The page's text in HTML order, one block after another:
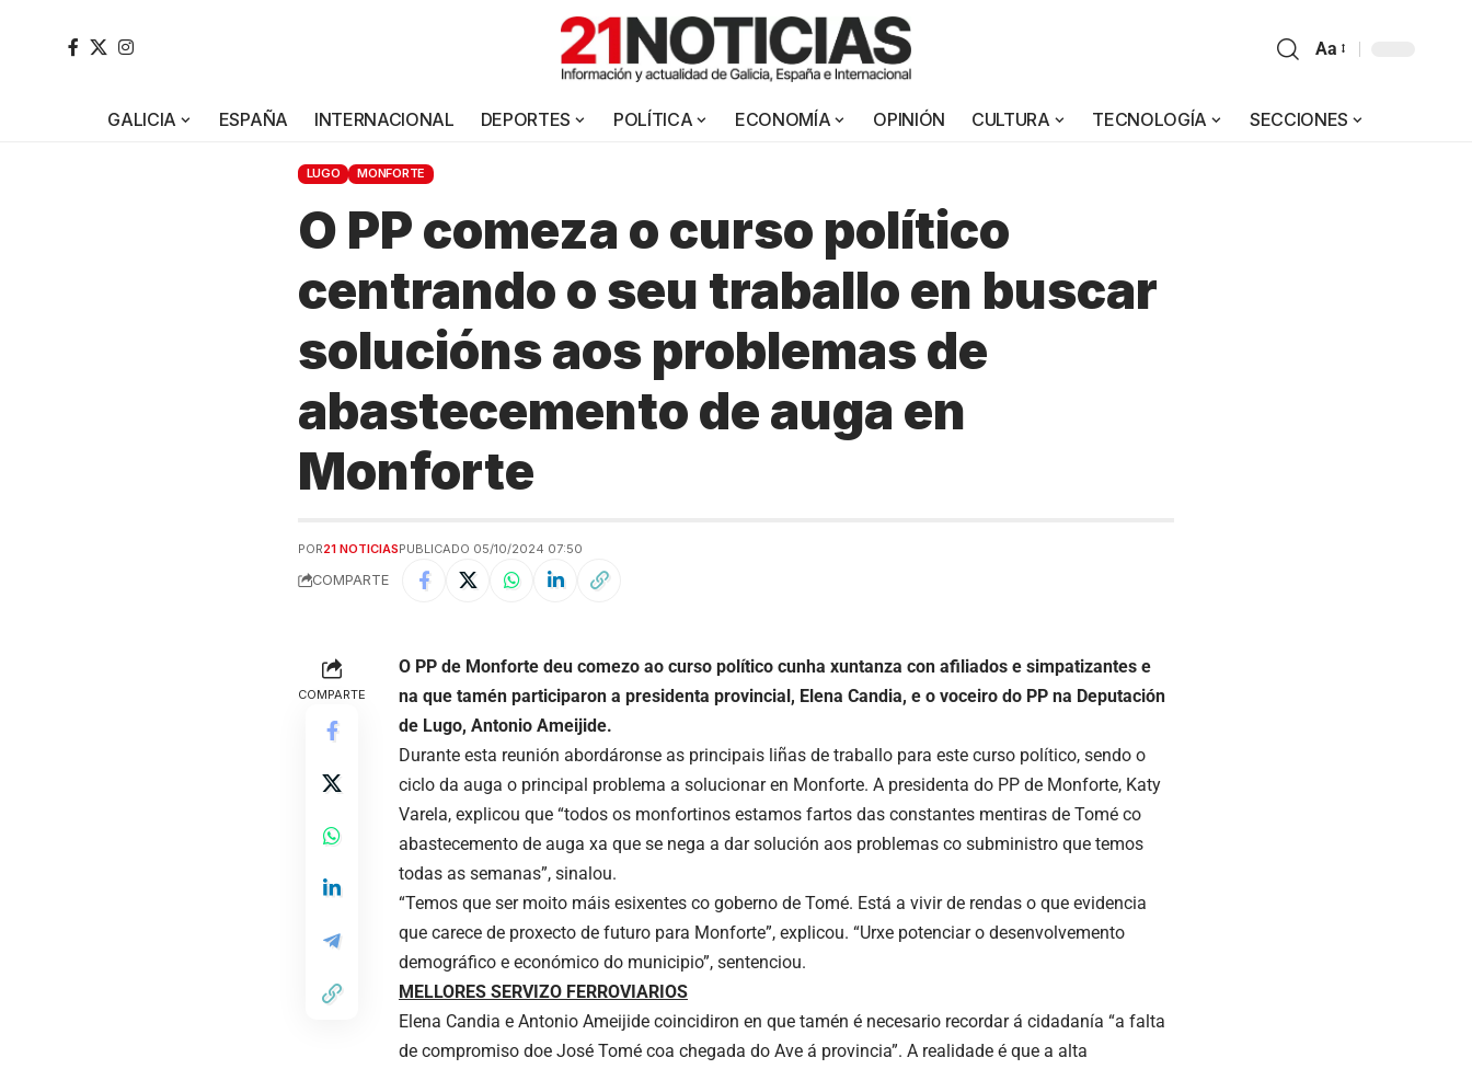
Aa
GALICIA ESPAÑA INTERNACIONAL DEPORTES POLÍTICA ECONOMÍA OPINIÓN CULTURA TECNOLOGÍA SECCIONES
LUGO MONFORTE
O PP comeza o curso político
centrando o seu traballo en buscar
solucións aos problemas de
abastecemento de auga en
Monforte
POR21 NOTICIASPUBLICADO 05/10/2024 07:50
COMPARTE
COMPARTE
O PP de Monforte deu comezo ao curso político cunha xuntanza con afiliados e simpatizantes e
na que tamén participaron a presidenta provincial, Elena Candia, e o voceiro do PP na Deputación
de Lugo, Antonio Ameijide.
Durante esta reunión abordáronse as principais liñas de traballo para este curso político, sendo o
ciclo da auga o principal problema a solucionar en Monforte. A presidenta do PP de Monforte, Katy
Varela, explicou que “todos os monfortinos estamos fartos das constantes mentiras de Tomé co
abastecemento de auga xa que se nega a dar solución aos problemas co subministro que temos
todas as semanas”, sinalou.
“Temos que ser moito máis esixentes co goberno de Tomé. Está a vivir de rendas o que evidencia
que carece de proxecto de futuro para Monforte”, explicou. “Urxe potenciar o desenvolvemento
demográfico e económico do municipio”, sentenciou.
MELLORES SERVIZO FERROVIARIOS
Elena Candia e Antonio Ameijide coincidiron en que tamén é necesario recordar á cidadanía “a falta
de compromiso doe José Tomé coa chegada do Ave á provincia”. A realidade é que a alta